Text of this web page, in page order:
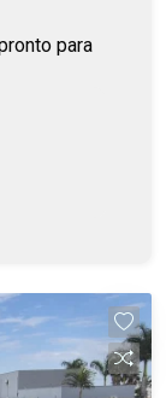
para